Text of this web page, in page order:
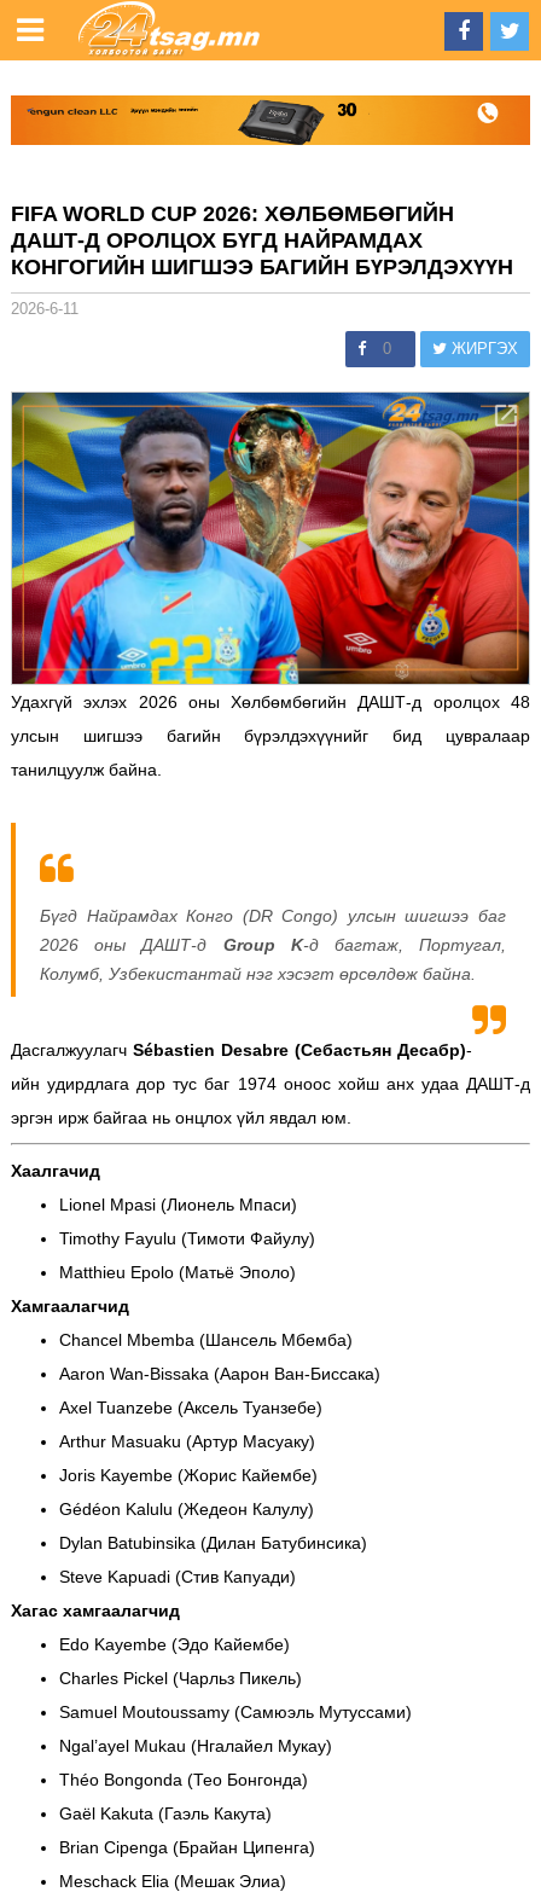
FIFA WORLD CUP 2026: ХӨЛБӨМБӨГИЙН
ДАШТ-Д ОРОЛЦОХ БҮГД НАЙРАМДАХ
КОНГОГИЙН ШИГШЭЭ БАГИЙН БҮРЭЛДЭХҮҮН
2026-6-11
0 ЖИРГЭХ
Удахгүй эхлэх 2026 оны Хөлбөмбөгийн ДАШТ-д оролцох 48
улсын шигшээ багийн бүрэлдэхүүнийг бид цувралаар
танилцуулж байна.
Бүгд Найрамдах Конго (DR Congo) улсын шигшээ баг
2026 оны ДАШТ-д Group K-д багтаж, Португал,
Колумб, Узбекистантай нэг хэсэгт өрсөлдөж байна.
Дасгалжуулагч Sébastien Desabre (Себастьян Десабр)-
ийн удирдлага дор тус баг 1974 оноос хойш анх удаа ДАШТ-д
эргэн ирж байгаа нь онцлох үйл явдал юм.
Хаалгачид
Lionel Mpasi (Лионель Мпаси)
Timothy Fayulu (Тимоти Файулу)
Matthieu Epolo (Матьё Эполо)
Хамгаалагчид
Chancel Mbemba (Шансель Мбемба)
Aaron Wan-Bissaka (Аарон Ван-Биссака)
Axel Tuanzebe (Аксель Туанзебе)
Arthur Masuaku (Артур Масуаку)
Joris Kayembe (Жорис Кайембе)
Gédéon Kalulu (Жедеон Калулу)
Dylan Batubinsika (Дилан Батубинсика)
Steve Kapuadi (Стив Капуади)
Хагас хамгаалагчид
Edo Kayembe (Эдо Кайембе)
Charles Pickel (Чарльз Пикель)
Samuel Moutoussamy (Самюэль Мутуссами)
Ngal’ayel Mukau (Нгалайел Мукау)
Théo Bongonda (Тео Бонгонда)
Gaël Kakuta (Гаэль Какута)
Brian Cipenga (Брайан Ципенга)
Meschack Elia (Мешак Элиа)